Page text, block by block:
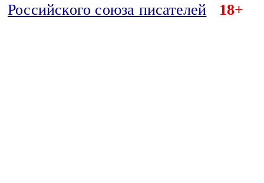
Российского союза писателей
18+